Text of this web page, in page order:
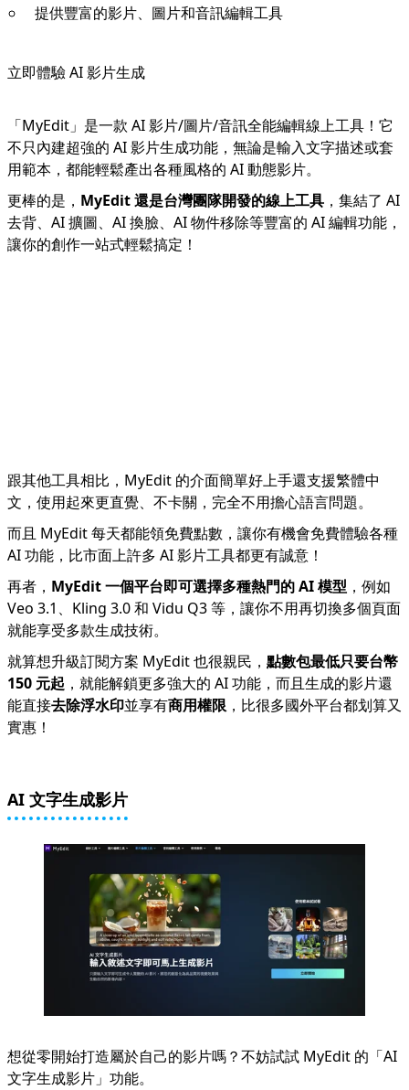
提供豐富的影片、圖片和音訊編輯工具
立即體驗 AI 影片生成
「MyEdit 」是一款 AI 影片/圖片/音訊全能編輯線上工具！它
不只內建超強的 AI 影片生成功能，無論是輸入文字描述或套
用範本，都能輕鬆產出各種風格的 AI 動態影片。
更棒的是， MyEdit 還是台灣團隊開發的線上工具 ，集結了 AI
去背、AI 擴圖、AI 換臉、AI 物件移除等豐富的 AI 編輯功能，
讓你的創作一站式輕鬆搞定！
跟其他工具相比，MyEdit 的介面簡單好上手還支援繁體中
文，使用起來更直覺、不卡關，完全不用擔心語言問題。
而且 MyEdit 每天都能領免費點數，讓你有機會免費體驗各種
AI 功能，比市面上許多 AI 影片工具都更有誠意！
再者， MyEdit 一個平台即可選擇多種熱門的 AI 模型 ，例如
Veo 3.1、Kling 3.0 和 Vidu Q3 等，讓你不用再切換多個頁面
就能享受多款生成技術。
就算想升級訂閱方案 MyEdit 也很親民， 點數包最低只要台幣
150 元起 ，就能解鎖更多強大的 AI 功能，而且生成的影片還
能直接去除浮水印並享有商用權限 ，比很多國外平台都划算又
實惠！
AI 文字生成影片
想從零開始打造屬於自己的影片嗎？不妨試試 MyEdit 的「AI
文字生成影片 」功能。